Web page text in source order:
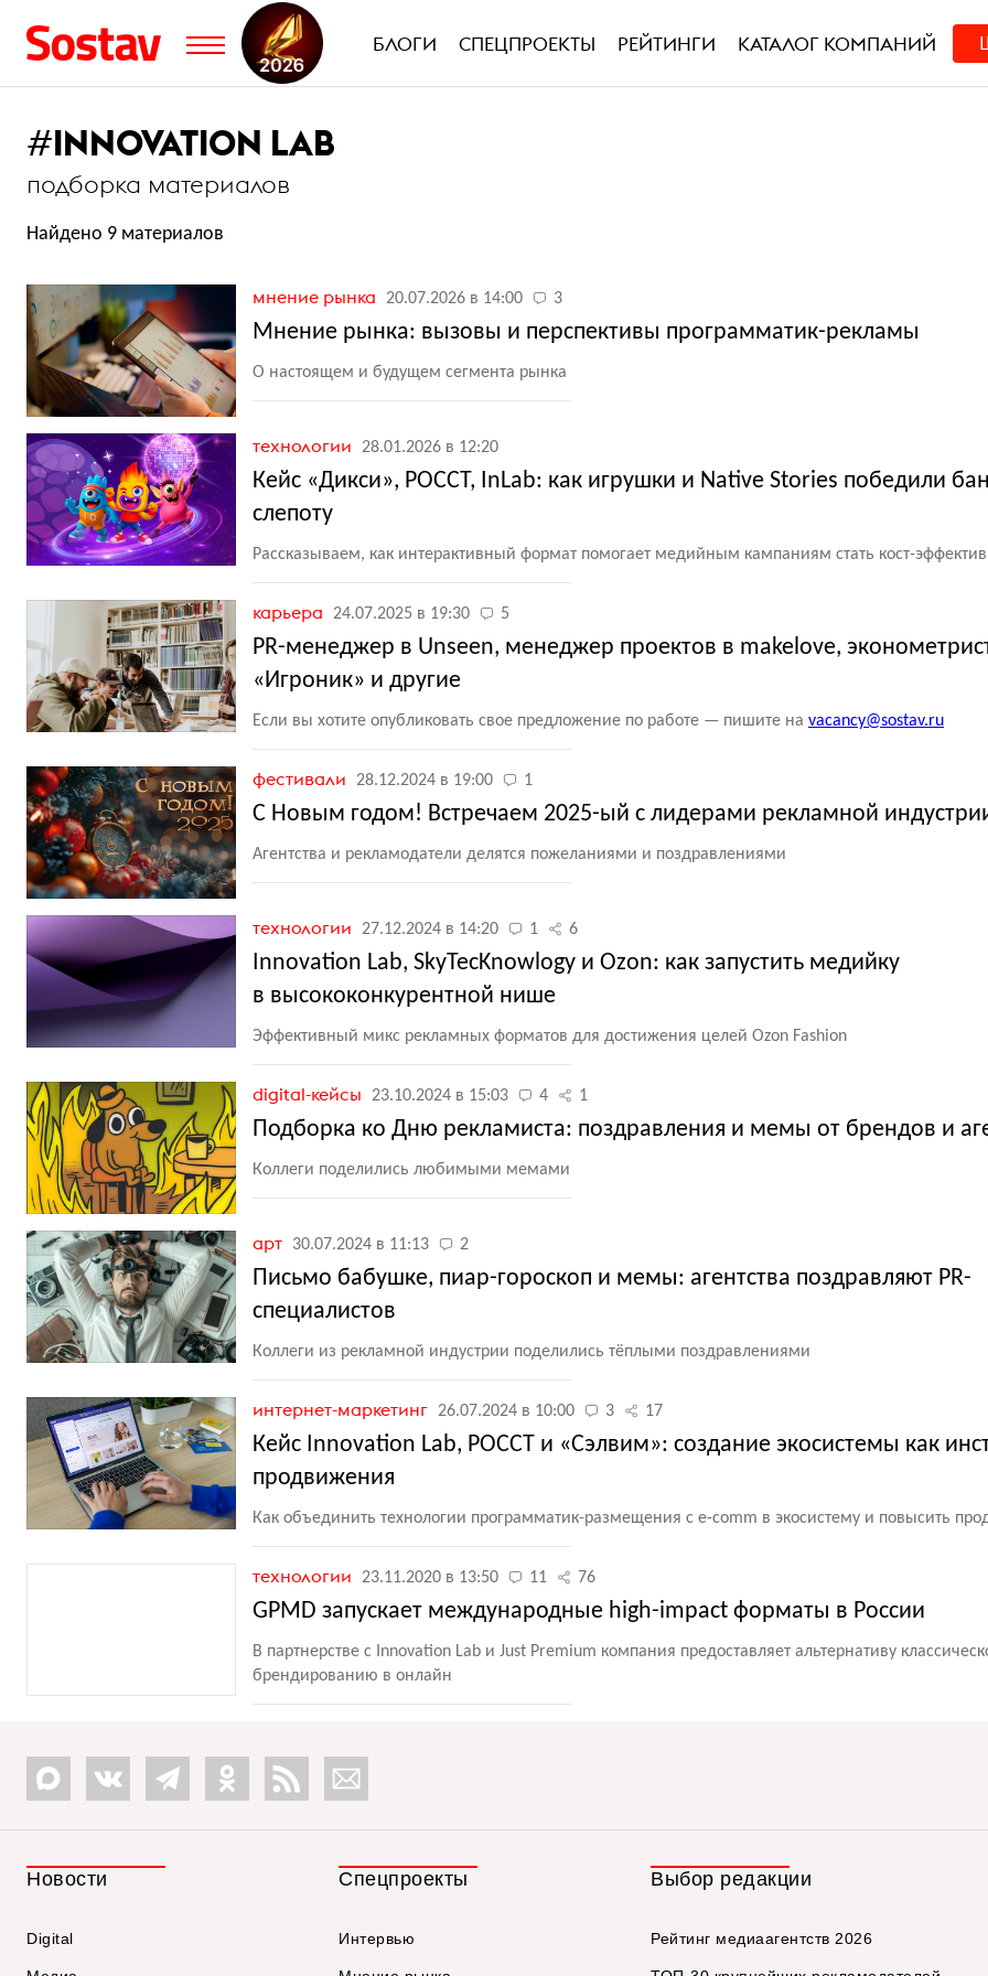
БЛОГИ СПЕЦПРОЕКТЫ РЕЙТИНГИ КАТАЛОГ КОМПАНИЙ
#INNOVATION LAB
подборка материалов
Найдено 9 материалов
мнение рынка 20.07.2026 в 14:00 3
Мнение рынка: вызовы и перспективы программатик-рекламы
О настоящем и будущем сегмента рынка
технологии 28.01.2026 в 12:20
Кейс «Дикси», РОССТ, InLab: как игрушки и Native Stories победили
слепоту
Рассказываем, как интерактивный формат помогает медийным кампаниям стать кост-
карьера 24.07.2025 в 19:30 5
PR-менеджер в Unseen, менеджер проектов в makelove,
«Игроник» и другие
Если вы хотите опубликовать свое предложение по работе — пишите на vacancy@sostav.ru
фестивали 28.12.2024 в 19:00 1
С Новым годом! Встречаем 2025-ый с лидерами рекламной
Агентства и рекламодатели делятся пожеланиями и поздравлениями
технологии 27.12.2024 в 14:20 1 6
Innovation Lab, SkyTecKnowlogy и Ozon: как запустить медийку
в высококонкурентной нише
Эффективный микс рекламных форматов для достижения целей Ozon Fashion
digital-кейсы 23.10.2024 в 15:03 4 1
Подборка ко Дню рекламиста: поздравления и мемы от брендов и
Коллеги поделились любимыми мемами
арт 30.07.2024 в 11:13 2
Письмо бабушке, пиар-гороскоп и мемы: агентства поздравляют PR-
специалистов
Коллеги из рекламной индустрии поделились тёплыми поздравлениями
интернет-маркетинг 26.07.2024 в 10:00 3 17
Кейс Innovation Lab, РОССТ и «Cэлвим»: создание экосистемы как
продвижения
Как объединить технологии программатик-размещения с e-comm в экосистему и повысить
технологии 23.11.2020 в 13:50 11 76
GPMD запускает международные high-impact форматы в России
В партнерстве c Innovation Lab и Just Premium компания предоставляет альтернативу
брендированию в онлайн
Новости
Digital
Спецпроекты
Интервью
Выбор редакции
Рейтинг медиаагентств 2026